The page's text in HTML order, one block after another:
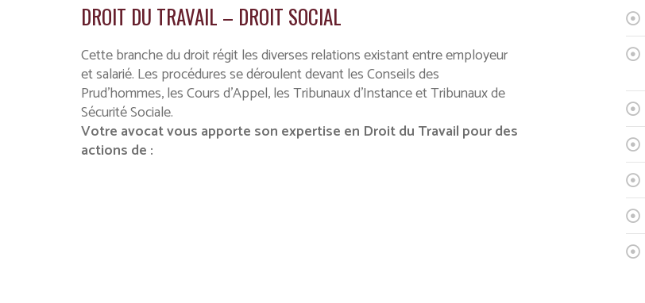
DROIT DU TRAVAIL – DROIT SOCIAL
Cette branche du droit régit les diverses relations existant entre employeur
et salarié. Les procédures se déroulent devant les Conseils des
Prud’hommes, les Cours d’Appel, les Tribunaux d’Instance et Tribunaux de
Sécurité Sociale.
Votre avocat vous apporte son expertise en Droit du Travail pour des
actions de :